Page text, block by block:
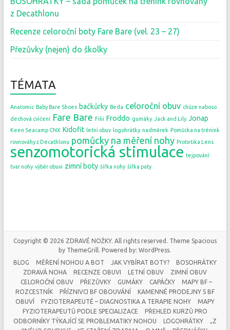
z Decathlonu
Recenze celoroční boty Fare Bare (vel. 23 – 27)
Přezůvky (nejen) do školky
TÉMATA
Anatomic Baby Bare Shoes bačkůrky Beda celoroční obuv chůze naboso
dechová cvičení Fare Bare Filii Froddo gumáky Jack and Lily Jonap
Keen Seacamp CNX Kidofit letní obuv logohrátky nadměrek Pomůcka na trénink
rovnováhy z Decathlonu pomůcky na měření nohy Protetika Lens
senzomotorická stimulace tejpování
tvar nohy výběr obuvi zimní boty šířka nohy šířka paty
Copyright © 2026 ZDRAVÉ NOŽKY. All rights reserved. Theme Spacious
by ThemeGrill. Powered by:WordPress.
BLOG
MĚŘENÍ NOHOU A BOT JAK VYBÍRAT BOTY?
BOSOHRÁTKY
ZDRAVÁ NOHA
RECENZE OBUVI LETNÍ OBUV
ZIMNÍ OBUV
CELOROČNÍ OBUV
PŘEZŮVKY GUMÁKY CAPÁČKY
MAPY BF –
ROZCESTNÍK
PŘÍZNIVCI BF OBOUVÁNÍ
KAMENNÉ PRODEJNY S BF
OBUVÍ
FYZIOTERAPEUTÉ – DIAGNOSTIKA A TERAPIE NOHY
MAPY
FYZIOTERAPEUTŮ PODLE SPECIALIZACE
PŘEHLED KURZŮ PRO
ODBORNÍKY TÝKAJÍCÍ SE PROBLEMATIKY NOHOU
LOGOHRÁTKY
„Z